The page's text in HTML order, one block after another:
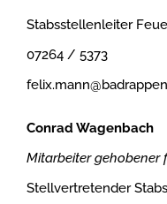
Stabsstellenleiter
07264 / 5373
Conrad Wagenbach
Mitarbeiter gehobener
Stellvertretender